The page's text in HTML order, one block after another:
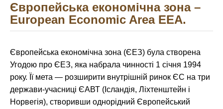
Європейська економічна зона –
European Economic Area EEA.
Європейська економічна зона (ЄЕЗ) була створена
Угодою про ЄЕЗ, яка набрала чинності 1 січня 1994
року. Її мета — розширити внутрішній ринок ЄС на три
держави-учасниці ЄАВТ (Ісландія, Ліхтенштейн і
Норвегія), створивши однорідний Європейський